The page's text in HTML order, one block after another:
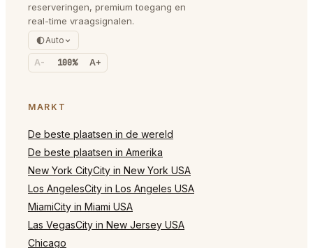
reserveringen, premium toegang en
real-time vraagsignalen.
Auto
A- 100% A+
MARKT
De beste plaatsen in de wereld
De beste plaatsen in Amerika
New York CityCity in New York USA
Los AngelesCity in Los Angeles USA
MiamiCity in Miami USA
Las VegasCity in New Jersey USA
Chicago